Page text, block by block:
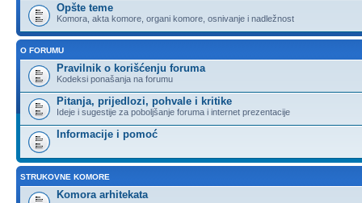
Opšte teme
Komora, akta komore, organi komore, osnivanje i nadležnost
O FORUMU
Pravilnik o korišćenju foruma
Kodeksi ponašanja na forumu
Pitanja, prijedlozi, pohvale i kritike
Ideje i sugestije za poboljšanje foruma i internet prezentacije
Informacije i pomoć
STRUKOVNE KOMORE
Komora arhitekata